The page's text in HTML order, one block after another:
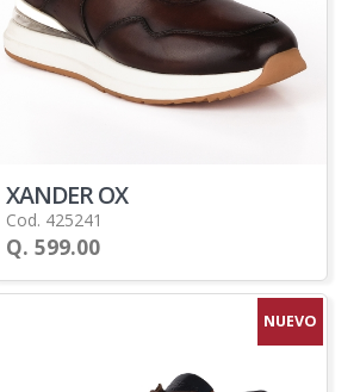
XANDER OX
Cod. 425241
Q. 599.00
NUEVO